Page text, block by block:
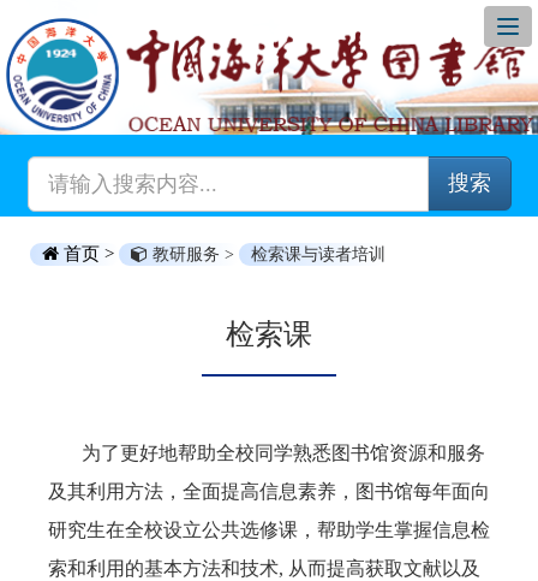
搜索
首页 > 教研服务 > 检索课与读者培训
检索课
为了更好地帮助全校同学熟悉图书馆资源和服务
及其利用方法，全面提高信息素养，图书馆每年面向
研究生在全校设立公共选修课，帮助学生掌握信息检
索和利用的基本方法和技术, 从而提高获取文献以及